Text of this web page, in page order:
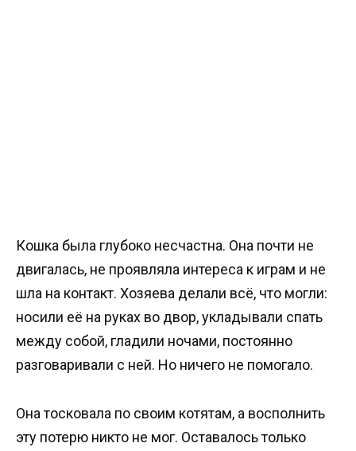
Кошка была глубоко несчастна. Она почти не
двигалась, не проявляла интереса к играм и не
шла на контакт. Хозяева делали всё, что могли:
носили её на руках во двор, укладывали спать
между собой, гладили ночами, постоянно
разговаривали с ней. Но ничего не помогало.
Она тосковала по своим котятам, а восполнить
эту потерю никто не мог. Оставалось только